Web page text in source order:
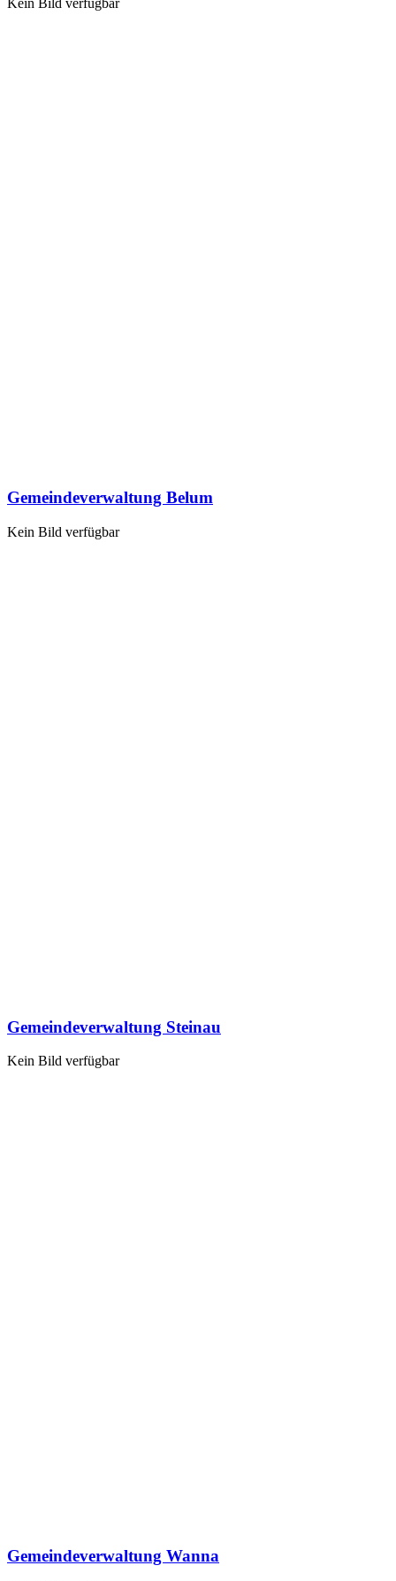
Gemeindeverwaltung Belum
Kein Bild verfügbar
Gemeindeverwaltung Steinau
Kein Bild verfügbar
Gemeindeverwaltung Wanna